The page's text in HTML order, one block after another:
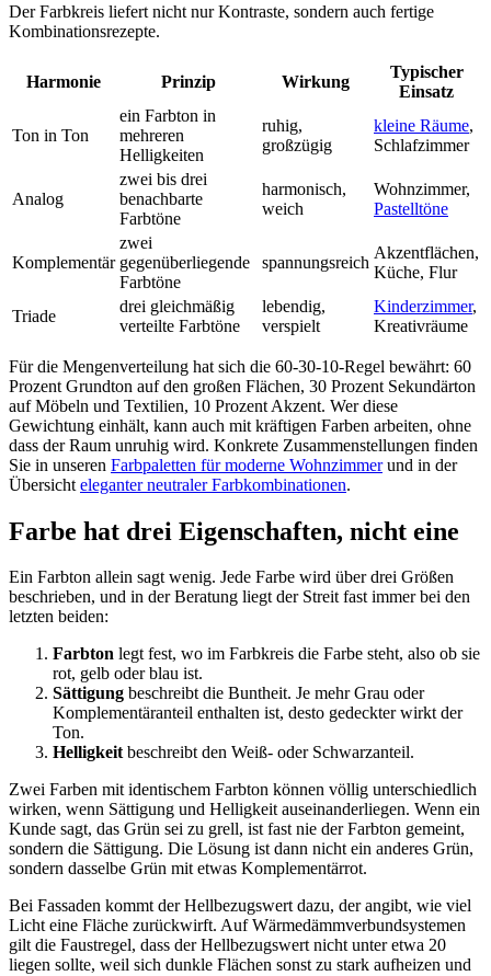
Der Farbkreis liefert nicht nur Kontraste, sondern auch fertige
Kombinationsrezepte.
Harmonie Prinzip Wirkung
Typischer
Einsatz
Ton in Ton
ein Farbton in
mehreren
Helligkeiten
ruhig,
großzügig
kleine Räume,
Schlafzimmer
Analog
zwei bis drei
benachbarte
Farbtöne
harmonisch,
weich
Wohnzimmer,
Pastelltöne
Komplementär
zwei
gegenüberliegende
Farbtöne
spannungsreich
Akzentflächen,
Küche, Flur
Triade
drei gleichmäßig
verteilte Farbtöne
lebendig,
verspielt
Kinderzimmer,
Kreativräume
Für die Mengenverteilung hat sich die 60-30-10-Regel bewährt: 60
Prozent Grundton auf den großen Flächen, 30 Prozent Sekundärton
auf Möbeln und Textilien, 10 Prozent Akzent. Wer diese
Gewichtung einhält, kann auch mit kräftigen Farben arbeiten, ohne
dass der Raum unruhig wird. Konkrete Zusammenstellungen finden
Sie in unseren Farbpaletten für moderne Wohnzimmerund in der
Übersicht eleganter neutraler Farbkombinationen.
Farbe hat drei Eigenschaften, nicht eine
Ein Farbton allein sagt wenig. Jede Farbe wird über drei Größen
beschrieben, und in der Beratung liegt der Streit fast immer bei den
letzten beiden:
Farbton legt fest, wo im Farbkreis die Farbe steht, also ob sie
rot, gelb oder blau ist.
Sättigung beschreibt die Buntheit. Je mehr Grau oder
Komplementäranteil enthalten ist, desto gedeckter wirkt der
Ton.
Helligkeitbeschreibt den Weiß- oder Schwarzanteil.
Zwei Farben mit identischem Farbton können völlig unterschiedlich
wirken, wenn Sättigung und Helligkeit auseinanderliegen. Wenn ein
Kunde sagt, das Grün sei zu grell, ist fast nie der Farbton gemeint,
sondern die Sättigung. Die Lösung ist dann nicht ein anderes Grün,
sondern dasselbe Grün mit etwas Komplementärrot.
Bei Fassaden kommt der Hellbezugswert dazu, der angibt, wie viel
Licht eine Fläche zurückwirft. Auf Wärmedämmverbundsystemen
gilt die Faustregel, dass der Hellbezugswert nicht unter etwa 20
liegen sollte, weil sich dunkle Flächen sonst zu stark aufheizen und